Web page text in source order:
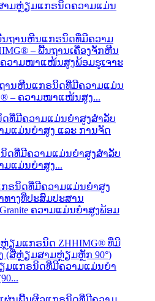
າມຫຼ່ຽມແກຣນິດຄວາມແມ່ນ
ານຫີນແກຣນິດທີ່ມີຄວາມແມ່ນ
– ຄວາມໜາແໜ້ນສູງ...
ດທີ່ມີຄວາມແມ່ນຍໍາສູງສໍາລັບ
ມແມ່ນຍໍາສູງ...
ຄວາມແມ່ນຍໍາສູງພ້ອມ
ມແກຣນິດທີ່ມີຄວາມແມ່ນຍຳ